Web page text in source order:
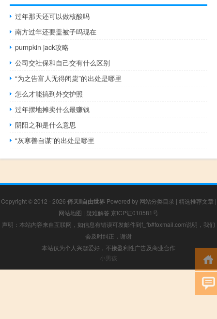
过年那天还可以做核酸吗
南方过年还要盖被子吗现在
pumpkin jack攻略
公司交社保和自己交有什么区别
“为之告富人无得闭粜”的出处是哪里
怎么才能搞到外交护照
过年摆地摊卖什么最赚钱
阴阳之和是什么意思
“灰寒善自谋”的出处是哪里
Copyright © 2012 - 2026 倚天Ⅱ自由世界Powered by 网站分类目录 | 精选推荐文章 |
网站地图 | 疑难解答 京ICP证010581号
声明：本站内容来自互联网，如信息有错误可发邮件到f_fb#foxmail.com说明，我们
会及时纠正，谢谢
本站仅为个人兴趣爱好，不接盈利性广告及商业合作
小男孩